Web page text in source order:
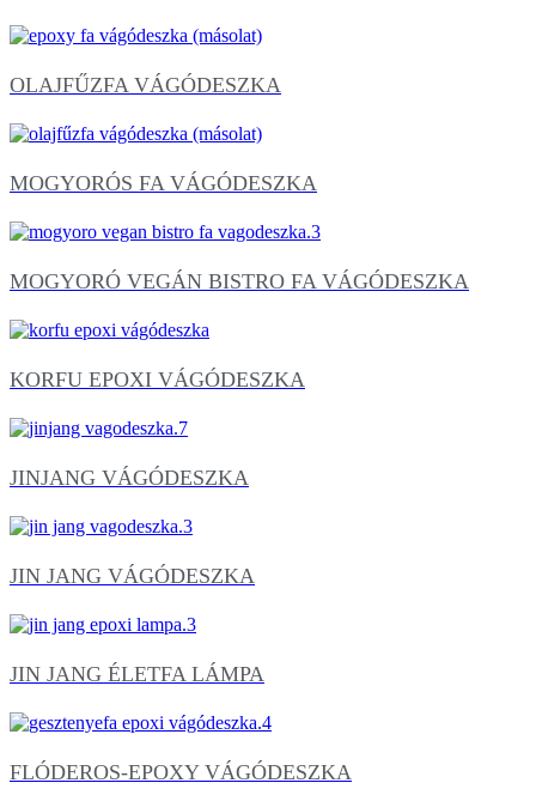
OLAJFŰZFA VÁGÓDESZKA
MOGYORÓS FA VÁGÓDESZKA
MOGYORÓ VEGÁN BISTRO FA VÁGÓDESZKA
KORFU EPOXI VÁGÓDESZKA
JINJANG VÁGÓDESZKA
JIN JANG VÁGÓDESZKA
JIN JANG ÉLETFA LÁMPA
FLÓDEROS-EPOXY VÁGÓDESZKA